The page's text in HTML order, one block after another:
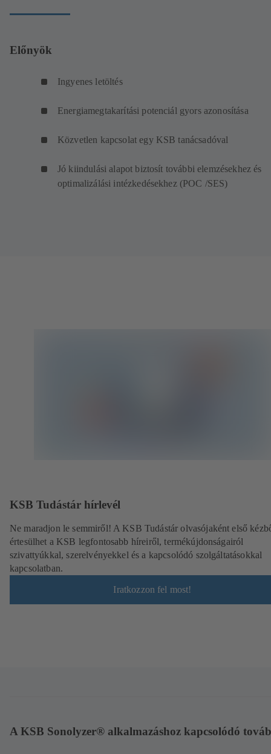
Előnyök
Ingyenes letöltés
Energiamegtakarítási potenciál gyors azonosítása
Közvetlen kapcsolat egy KSB tanácsadóval
Jó kiindulási alapot biztosít további elemzésekhez és
optimalizálási intézkedésekhez (POC /SES)
KSB Tudástár hírlevél
Ne maradjon le semmiről! A KSB Tudástár olvasójaként első
értesülhet a KSB legfontosabb híreiről, termékújdonságairól
szivattyúkkal, szerelvényekkel és a kapcsolódó szolgáltatásokkal
kapcsolatban.
Iratkozzon fel most!
A KSB Sonolyzer® alkalmazáshoz kapcsolódó